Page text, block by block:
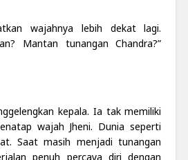
wajahnya lebih dekat lagi.
Mantan tunangan Chandra?”
kepala. Ia tak memiliki
wajah Jheni. Dunia seperti
Saat masih menjadi tunangan
penuh percaya diri dengan